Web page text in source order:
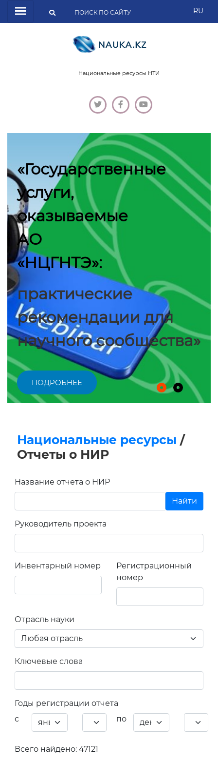
RU
Национальные ресурсы НТИ
«Государственные
услуги,
оказываемые
АО
«НЦГНТЭ»:
практические
рекомендации для
научного сообщества»
ПОДРОБНЕЕ
Национальные ресурсы /
Отчеты о НИР
Название отчета о НИР
Руководитель проекта
Инвентарный номер
Регистрационный
номер
Отрасль науки
Ключевые слова
Годы регистрации отчета
с
по
Всего найдено: 47121